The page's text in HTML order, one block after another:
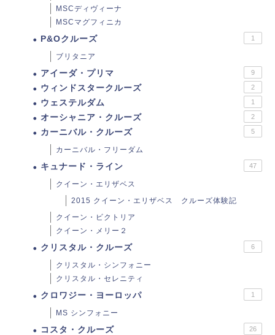
MSCディヴィーナ
MSCマグフィニカ
P&Oクルーズ 1
ブリタニア
アイーダ・プリマ 9
ウィンドスタークルーズ 2
ウェステルダム 1
オーシャニア・クルーズ 2
カーニバル・クルーズ 5
カーニバル・フリーダム
キュナード・ライン 47
クイーン・エリザベス
2015 クイーン・エリザベス クルーズ体験記
クイーン・ビクトリア
クイーン・メリー２
クリスタル・クルーズ 6
クリスタル・シンフォニー
クリスタル・セレニティ
クロワジー・ヨーロッパ 1
MS シンフォニー
コスタ・クルーズ 26